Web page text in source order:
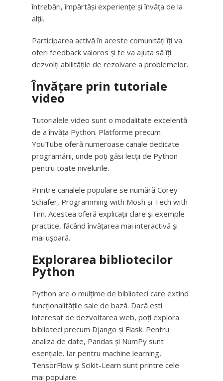
întrebări, împărtăși experiențe și învăța de la
alții.
Participarea activă în aceste comunități îți va
oferi feedback valoros și te va ajuta să îți
dezvolți abilitățile de rezolvare a problemelor.
Învățare prin tutoriale
video
Tutorialele video sunt o modalitate excelentă
de a învăța Python. Platforme precum
YouTube oferă numeroase canale dedicate
programării, unde poți găsi lecții de Python
pentru toate nivelurile.
Printre canalele populare se numără Corey
Schafer, Programming with Mosh și Tech with
Tim. Acestea oferă explicații clare și exemple
practice, făcând învățarea mai interactivă și
mai ușoară.
Explorarea bibliotecilor
Python
Python are o mulțime de biblioteci care extind
funcționalitățile sale de bază. Dacă ești
interesat de dezvoltarea web, poți explora
biblioteci precum Django și Flask. Pentru
analiza de date, Pandas și NumPy sunt
esențiale. Iar pentru machine learning,
TensorFlow și Scikit-Learn sunt printre cele
mai populare.